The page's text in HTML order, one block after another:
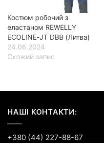
Костюм робочий з
еластаном REWELLY
ECOLINE-JT DBB (Литва)
24.06.2024
Схожий запис
НАШІ КОНТАКТИ:
+380 (44) 227-88-67